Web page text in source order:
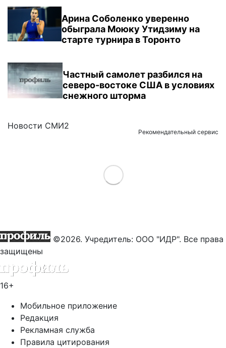
Арина Соболенко уверенно
обыграла Моюку Утидзиму на
старте турнира в Торонто
Частный самолет разбился на
северо-востоке США в условиях
снежного шторма
Новости СМИ2
Рекомендательный сервис
Load More
©2026. Учредитель: ООО "ИДР". Все права
защищены
16+
Мобильное приложение
Редакция
Рекламная служба
Правила цитирования